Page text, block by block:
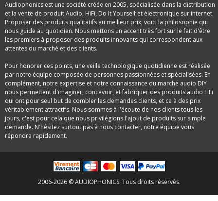
Audiophonics est une société créée en 2005, spécialisée dans la distribution
et la vente de produit Audio, HiFi, Do It Yourself et électronique sur internet.
Proposer des produits qualitatifs au meilleur prix, voici la philosophie qui
nous guide au quotidien. Nous mettons un accent très fort sur le fait d'être
les premiers à proposer des produits innovants qui correspondent aux
attentes du marché et des clients.
Pour honorer ces points, une veille technologique quotidienne est réalisée
par notre équipe composée de personnes passionnées et spécialisées. En
complément, notre expertise et notre connaissance du marché audio DIY
nous permettent d'imaginer, concevoir, et fabriquer des produits audio HFi
qui ont pour seul but de combler les demandes clients, et ce à des prix
véritablement attractifs. Nous sommes à l'écoute de nos clients tous les
jours, c'est pour cela que nous privilégions l'ajout de produits sur simple
demande. N'hésitez surtout pas à nous contacter, notre équipe vous
répondra rapidement.
2006-2026 © AUDIOPHONICS. Tous droits réservés.